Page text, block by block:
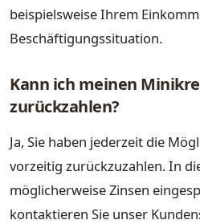
beispielsweise Ihrem
Beschäftigungssituation.
Kann ich meinen
zurückzahlen?
Ja, Sie haben jederzeit die
vorzeitig zurückzuzahlen. In
möglicherweise Zinsen
kontaktieren Sie unser